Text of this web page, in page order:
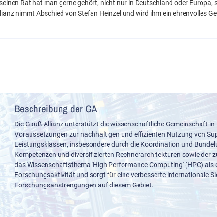
Rat hat man gerne gehört, nicht nur in Deutschland oder Europa,
nimmt Abschied von Stefan Heinzel und wird ihm ein ehrenvolles
Beschreibung der GA
Die Gauß-Allianz unterstützt die wissenschaftliche Gemeinschaft
Voraussetzungen zur nachhaltigen und effizienten Nutzung von
Leistungsklassen, insbesondere durch die Koordination und
Kompetenzen und diversifizierten Rechnerarchitekturen sowie der
das Wissenschaftsthema 'High Performance Computing' (HPC) als
Forschungsaktivität und sorgt für eine verbesserte internationale
Forschungsanstrengungen auf diesem Gebiet.